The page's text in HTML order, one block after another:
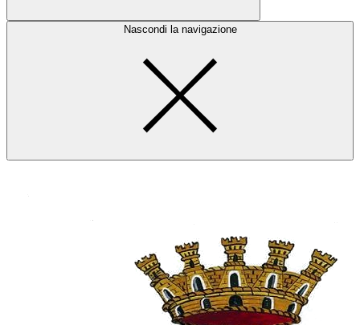
Nascondi la navigazione